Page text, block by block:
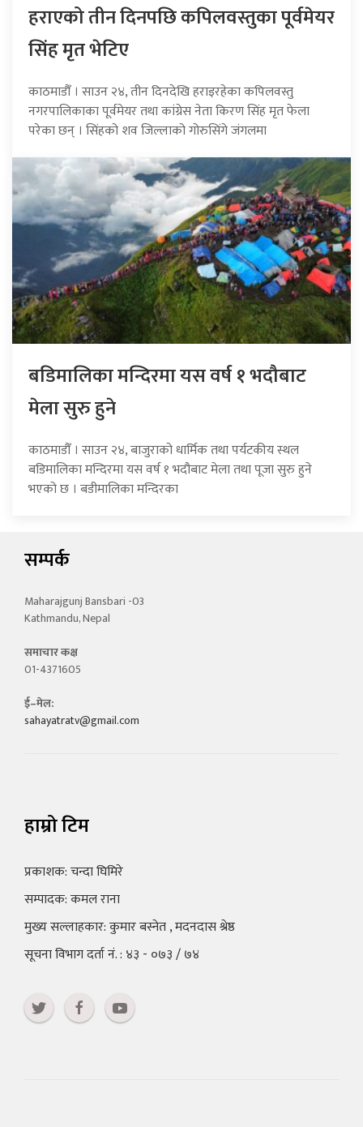
हराएको तीन दिनपछि कपिलवस्तुका पूर्वमेयर
सिंह मृत भेटिए
काठमाडौँ । साउन २४, तीन दिनदेखि हराइरहेका कपिलवस्तु
नगरपालिकाका पूर्वमेयर तथा कांग्रेस नेता किरण सिंह मृत फेला
परेका छन् । सिंहको शव जिल्लाको गोरुसिंगे जंगलमा
बडिमालिका मन्दिरमा यस वर्ष १ भदौबाट
मेला सुरु हुने
काठमाडौँ । साउन २४, बाजुराको धार्मिक तथा पर्यटकीय स्थल
बडिमालिका मन्दिरमा यस वर्ष १ भदौबाट मेला तथा पूजा सुरु हुने
भएको छ । बडीमालिका मन्दिरका
सम्पर्क
Maharajgunj Bansbari -03
Kathmandu, Nepal
समाचार कक्ष
01-4371605
ई–मेल:
sahayatratv@gmail.com
हाम्रो टिम
प्रकाशक: चन्दा घिमिरे
सम्पादक: कमल राना
मुख्य सल्लाहकार: कुमार बस्नेत , मदनदास श्रेष्ठ
सूचना विभाग दर्ता नं. : ४३ - ०७३ / ७४